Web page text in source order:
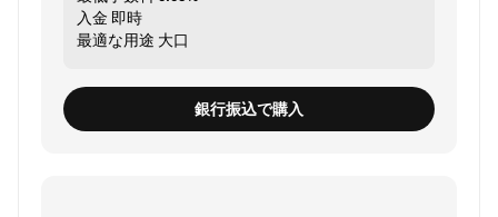
入金 即時
最適な用途 大口
銀行振込で購入